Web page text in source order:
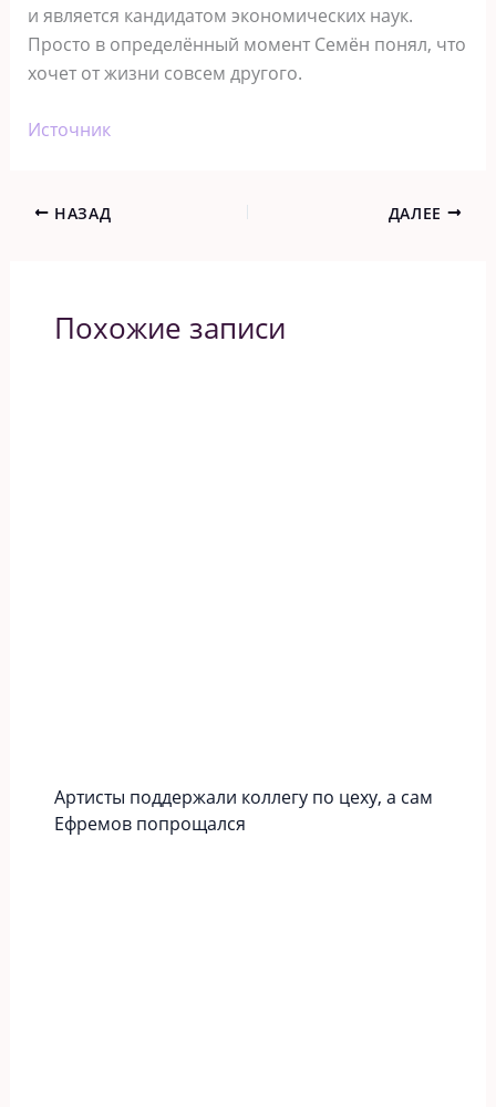
и является кандидатом экономических наук.
Просто в определённый момент Семён понял, что
хочет от жизни совсем другого.
Источник
НАЗАД ДАЛЕЕ
Похожие записи
Артисты поддержали коллегу по цеху, а сам
Ефремов попрощался